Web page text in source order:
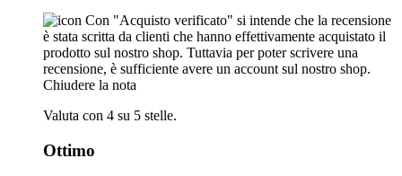
Con "Acquisto verificato" si intende che la recensione
è stata scritta da clienti che hanno effettivamente acquistato il
prodotto sul nostro shop. Tuttavia per poter scrivere una
recensione, è sufficiente avere un account sul nostro shop.
Chiudere la nota
Valuta con 4 su 5 stelle.
Ottimo